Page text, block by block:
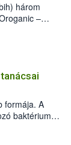
három
–
további
kiskerti
is
formája. A
baktériumok
sütögetés
legalább